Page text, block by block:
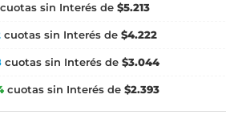
cuotas sin Interés de $5.213
cuotas sin Interés de $4.222
cuotas sin Interés de $3.044
cuotas sin Interés de $2.393